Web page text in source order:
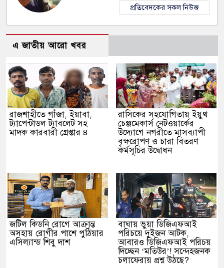
প্রতিবেদকের সকল নিউজ
এ জাতীয় আরো খবর
রাজশাহীতে গাঁজা, ইয়াবা,
ট্যাপেন্টাডল ট্যাবলেট সহ
মাদক কারবারী গ্রেপ্তার ৪
রাসিকের সহযোগিতায় ইয়ুথ
চেঞ্জমেকার্স নেটওয়ার্কের
উদ্যোগে নগরীতে মাসব্যাপী
বৃক্ষরোপণ ও চারা বিতরণ
কর্মসূচির উদ্বোধন
জটিল কিডনি রোগে আক্রান্ত
অসহায় রোগীর পাশে পুঠিয়ার
এসিল্যান্ড শিবু দাশ
বাঘায় ভুয়া ডিজিএফআই
পরিচয়ে দুইজন আটক,
আবারও ডিজিএফআই পরিচয়
দিচ্ছেন ‘মতিউর’! সন্দেহজনক
চলাফেরায় প্রশ্ন উঠছে?